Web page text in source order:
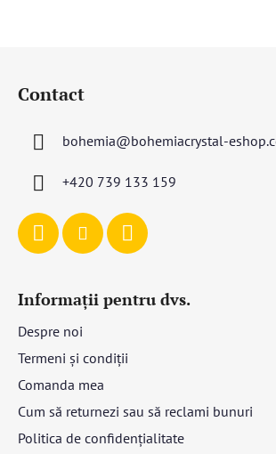
Contact
bohemia@bohemiacrystal-
+420 739 133 159
Informații pentru dvs.
Despre noi
Termeni și condiții
Comanda mea
Cum să returnezi sau să reclami bunuri
Politica de confidențialitate